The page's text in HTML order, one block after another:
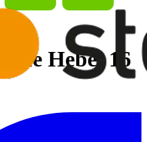
Hebel 16